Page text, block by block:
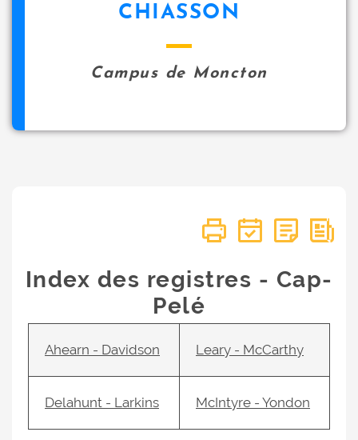
CHIASSON
Campus de Moncton
Index des registres - Cap-
Pelé
Ahearn - Davidson Leary - McCarthy
Delahunt - Larkins McIntyre - Yondon